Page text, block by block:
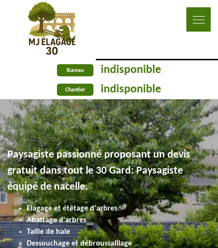
Bureau indisponible
Chantier indisponible
Paysagiste passionné proposant un devis
gratuit dans tout le 30 Gard: Paysagiste
équipé de nacelle.
Elagage et étêtage d'arbres
Abattage d'arbres
Taille de haie
Dessouchage et débroussaillage